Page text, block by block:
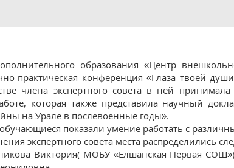
образования «Центр
практическая конференция «Глаза твоей
члена экспертного совета в ней
которая также представила научный
на Урале в послевоенные годы».
показали умение работать с
экспертного совета места распределились
Виктория( МОБУ «Елшанская Первая